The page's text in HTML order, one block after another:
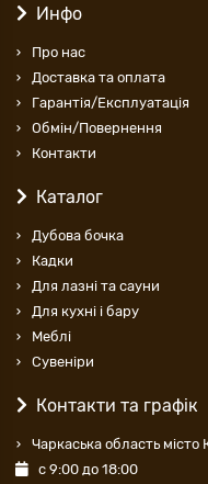
Инфо
Про нас
Доставка та оплата
Гарантія/Експлуатація
Обмін/Повернення
Контакти
Каталог
Дубова бочка
Кадки
Для лазні та сауни
Для кухні і бару
Меблі
Cувеніри
Контакти та графік
Чаркаська область місто
с 9:00 до 18:00